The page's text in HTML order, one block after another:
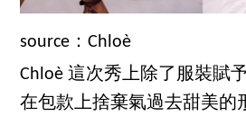
source：Chloè
Chloè 這次秀上除了服裝賦
在包款上捨棄氣過去甜美的